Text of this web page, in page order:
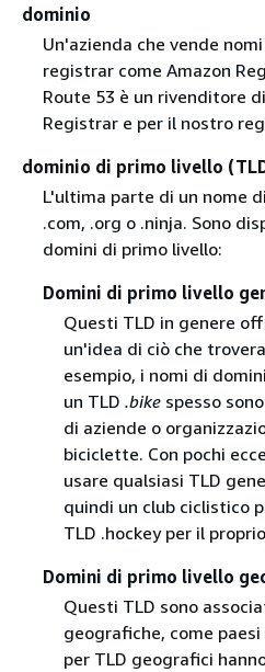
dominio
Un'azienda che vende
registrar come Amazon
Route 53 è un rivenditore
Registrar e per il nostro
dominio di primo livello
L'ultima parte di un nome
.com, .org o .ninja. Sono
domini di primo livello:
Domini di primo livello
Questi TLD in genere
un'idea di ciò che
esempio, i nomi di
un TLD .bikespesso
di aziende o
biciclette. Con pochi
usare qualsiasi TLD
quindi un club ciclistico
TLD .hockey per il
Domini di primo livello
Questi TLD sono
geografiche, come
per TLD geografici